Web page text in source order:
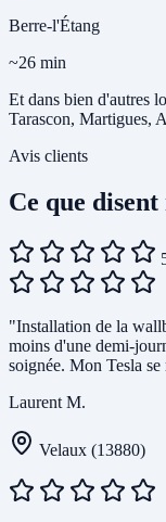
Berre-l'Étang
~26 min
Et dans bien d'autres
Tarascon, Martigues,
Avis clients
Ce que
"Installation de la
moins d'une demi-
soignée. Mon Tesla
Laurent M.
Velaux (13880)